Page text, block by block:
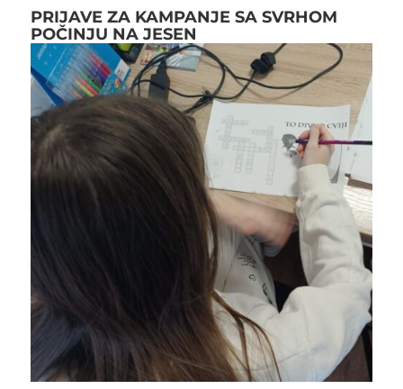
PRIJAVE ZA KAMPANJE SA SVRHOM
POČINJU NA JESEN